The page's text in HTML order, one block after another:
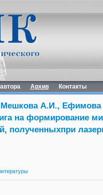
Архив Контакты
Мешкова А.И.,
на формирование
полученныхпри